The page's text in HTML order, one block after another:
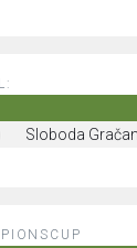
Sloboda